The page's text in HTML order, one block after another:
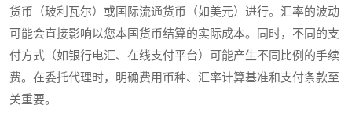
货币（玻利瓦尔）或国际流通货币（如美元）进行。汇率的波动
可能会直接影响以您本国货币结算的实际成本。同时，不同的支
付方式（如银行电汇、在线支付平台）可能产生不同比例的手续
费。在委托代理时，明确费用币种、汇率计算基准和支付条款至
关重要。